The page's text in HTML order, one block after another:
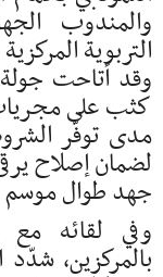
والمندوب
التربوية
وقد أتاحت
كثب على
مدى توفّر
لضمان إصلاح
جهد طوال موسم
وفي لقائه مع
بالمركزين، شدّد